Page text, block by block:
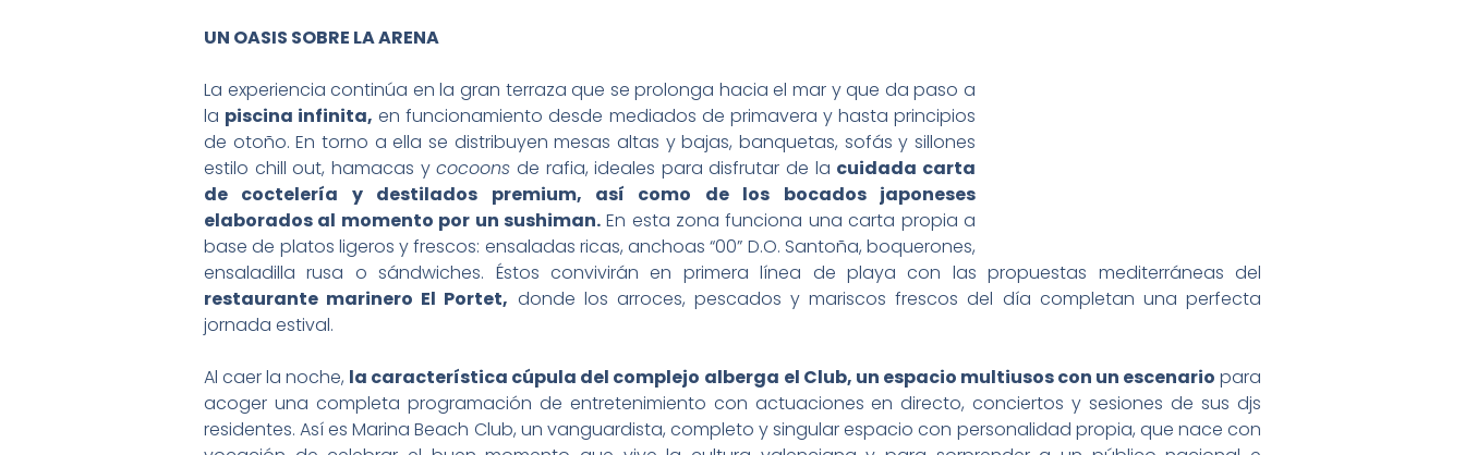
UN OASIS SOBRE LA ARENA
La experiencia continúa en la gran terraza que se prolonga hacia el mar y que da paso a
la piscina infinita, en funcionamiento desde mediados de primavera y hasta principios
de otoño. En torno a ella se distribuyen mesas altas y bajas, banquetas, sofás y sillones
estilo chill out, hamacas ycocoons de rafia, ideales para disfrutar de la cuidada carta
de coctelería y destilados premium, así como de los bocados japoneses
elaborados al momento por un sushiman.En esta zona funciona una carta propia a
base de platos ligeros y frescos: ensaladas ricas, anchoas “00” D.O. Santoña, boquerones,
ensaladilla rusa o sándwiches. Éstos convivirán en primera línea de playa con las propuestas mediterráneas del
restaurante marinero El Portet, donde los arroces, pescados y mariscos frescos del día completan una perfecta
jornada estival.
Al caer la noche, la característica cúpula del complejo alberga el Club, un espacio multiusos con un escenario para
acoger una completa programación de entretenimiento con actuaciones en directo, conciertos y sesiones de sus djs
residentes. Así es Marina Beach Club, un vanguardista, completo y singular espacio con personalidad propia, que nace con